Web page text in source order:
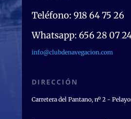
Teléfono: 918 64 75 26
Whatsapp: 656 28 07
info@clubdenavegacion.com
DIRECCIÓN
Carretera del Pantano, nº 2 -